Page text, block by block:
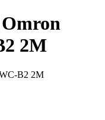
2M
B2 2M